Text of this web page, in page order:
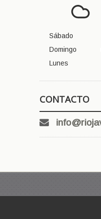
Sábado
Domingo
Lunes
CONTACTO